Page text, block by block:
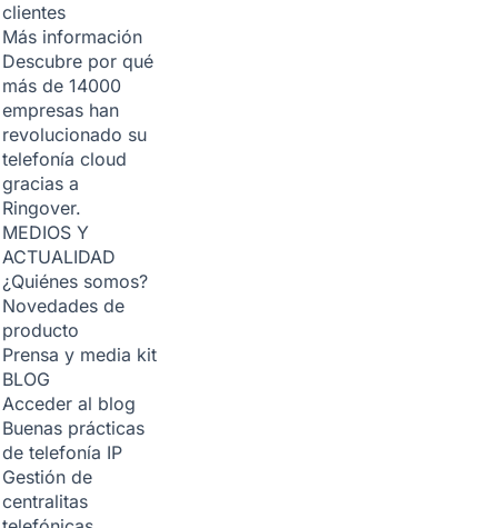
clientes
Más información
Descubre por qué
más de 14000
empresas han
revolucionado su
telefonía cloud
gracias a
Ringover.
MEDIOS Y
ACTUALIDAD
¿Quiénes somos?
Novedades de
producto
Prensa y media kit
BLOG
Acceder al blog
Buenas prácticas
de telefonía IP
Gestión de
centralitas